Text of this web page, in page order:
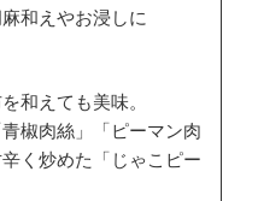
和えやお浸しに
和えても美味。
椒肉絲」「ピーマン肉
く炒めた「じゃこピー